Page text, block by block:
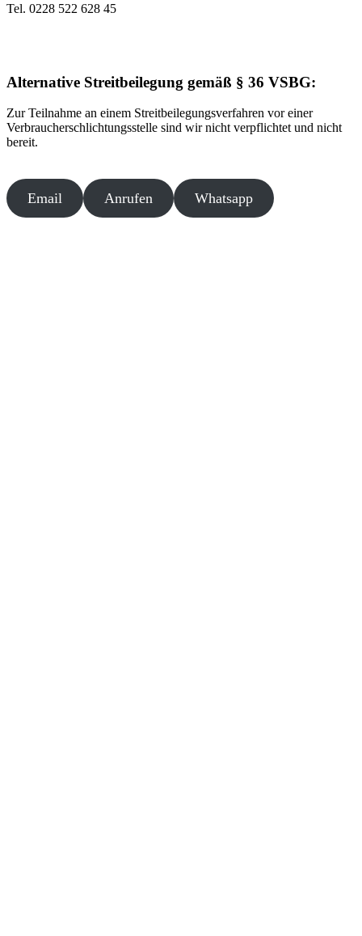
Tel. 0228 522 628 45
Alternative Streitbeilegung gemäß § 36 VSBG:
Zur Teilnahme an einem Streitbeilegungsverfahren vor einer
Verbraucherschlichtungsstelle sind wir nicht verpflichtet und nicht
bereit.
Email Anrufen Whatsapp